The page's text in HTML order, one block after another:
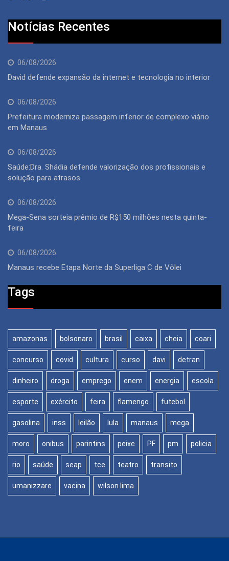
Notícias Recentes
06/08/2026
David defende expansão da internet e tecnologia no interior
06/08/2026
Prefeitura moderniza passagem inferior de complexo viário
em Manaus
06/08/2026
Saúde:Dra. Shádia defende valorização dos profissionais e
solução para atrasos
06/08/2026
Mega-Sena sorteia prêmio de R$150 milhões nesta quinta-
feira
06/08/2026
Manaus recebe Etapa Norte da Superliga C de Vôlei
Tags
amazonas bolsonaro brasil caixa cheia coari
concurso covid cultura curso davi detran
dinheiro droga emprego enem energia escola
esporte exército feira flamengo futebol
gasolina inss leilão lula manaus mega
moro onibus parintins peixe PF pm policia
rio saúde seap tce teatro transito
umanizzare vacina wilson lima